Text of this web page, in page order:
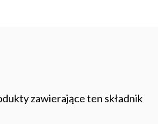
zawierające ten składnik